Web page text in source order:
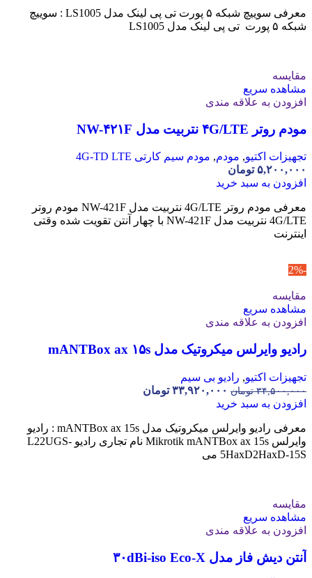
معرفی سوییچ شبکه ۵ پورت تی پی لینک مدل LS1005 : سوییچ
شبکه ۵ پورت تی پی لینک مدل LS1005
مقایسه
مشاهده سریع
افزودن به علاقه مندی
مودم روتر ۴G/LTE نتربیت مدل NW-۴۲۱F
تجهیزات اکتیو, مودم, مودم سیم کارتی 4G-TD LTE
۵,۲۰۰,۰۰۰ تومان
افزودن به سبد خرید
معرفی مودم روتر 4G/LTE نتربیت مدل NW-421F مودم روتر
4G/LTE نتربیت مدل NW-421F با چهار آنتن تقویت‌ شده وقتی
اینترنت
-2%
مقایسه
مشاهده سریع
افزودن به علاقه مندی
رادیو وایرلس میکروتیک مدل mANTBox ax ۱۵s
تجهیزات اکتیو, رادیو بی سیم
۳۴,۵۰۰,۰۰۰ تومان ۳۳,۹۲۰,۰۰۰ تومان
افزودن به سبد خرید
معرفی رادیو وایرلس میکروتیک مدل mANTBox ax 15s : رادیو
وایرلس Mikrotik mANTBox ax 15s نام تجاری رادیو L22UGS-
5HaxD2HaxD-15S می
مقایسه
مشاهده سریع
افزودن به علاقه مندی
آنتن دیش فاز مدل ۳۰dBi-iso Eco-X